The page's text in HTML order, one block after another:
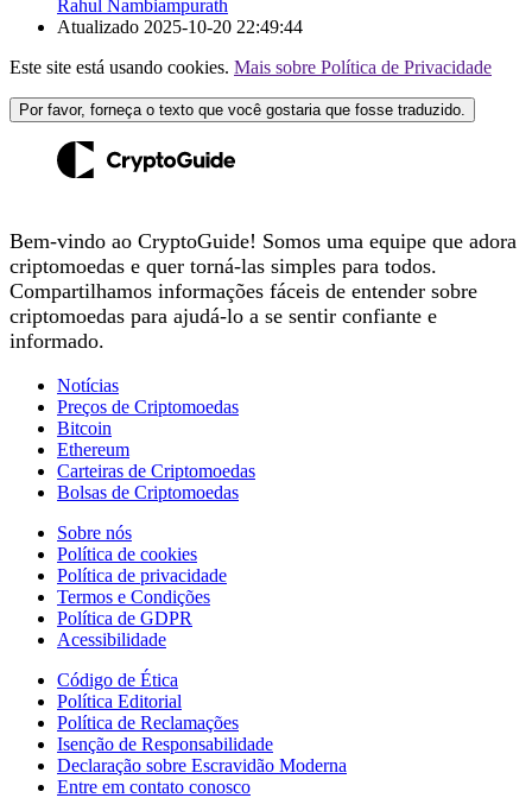
Rahul Nambiampurath
Atualizado 2025-10-20 22:49:44
Este site está usando cookies. Mais sobre Política de Privacidade
Por favor, forneça o texto que você gostaria que fosse traduzido.
Bem-vindo ao CryptoGuide! Somos uma equipe que adora
criptomoedas e quer torná-las simples para todos.
Compartilhamos informações fáceis de entender sobre
criptomoedas para ajudá-lo a se sentir confiante e
informado.
Notícias
Preços de Criptomoedas
Bitcoin
Ethereum
Carteiras de Criptomoedas
Bolsas de Criptomoedas
Sobre nós
Política de cookies
Política de privacidade
Termos e Condições
Política de GDPR
Acessibilidade
Código de Ética
Política Editorial
Política de Reclamações
Isenção de Responsabilidade
Declaração sobre Escravidão Moderna
Entre em contato conosco